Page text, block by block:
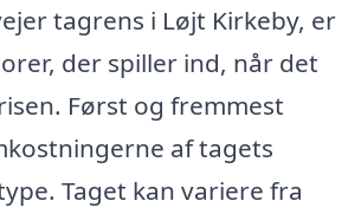
tagrens i Løjt Kirkeby, er
der spiller ind, når det
Først og fremmest
af tagets
Taget kan variere fra